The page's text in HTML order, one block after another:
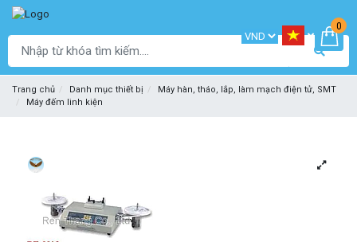
0
Trang chủ Danh mục thiết bị
Máy hàn, tháo, lắp, làm mạch điện tử, SMT
Máy đếm linh kiện